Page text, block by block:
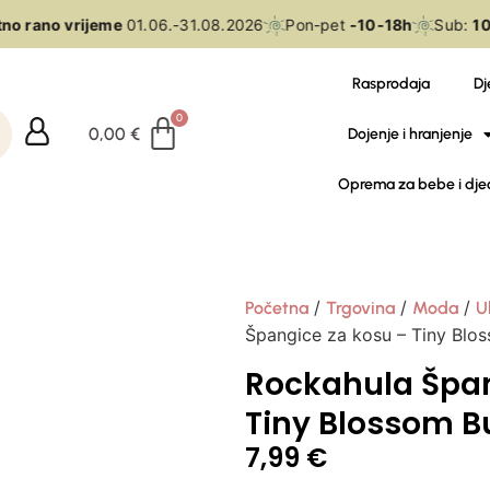
rano vrijeme01.06.-31.08.2026 Pon-pet-10-18h Sub:10-
0,00€
Rasprodaja
Dojenje i hranjenje
Oprema za bebe i
Početna / Trgovina / Moda /
Špangice za kosu – Tiny
Rockahula
Tiny Blossom
7,99 €